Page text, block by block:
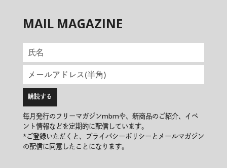
MAIL MAGAZINE
毎月発行のフリーマガジンmbmや、新商品のご紹介、イベ
ント情報などを定期的に配信しています。
*ご登録いただくと、プライバシーポリシーとメールマガジン
の配信に同意したことになります。